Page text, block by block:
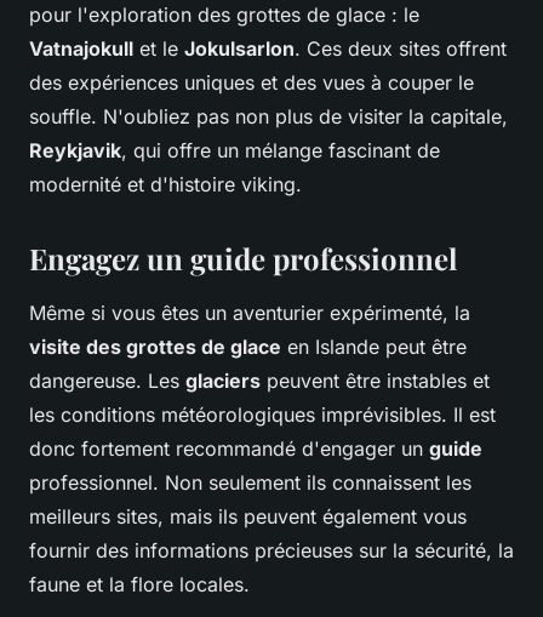
pour l'exploration des grottes de glace : le
Vatnajokull et le Jokulsarlon. Ces deux sites offrent
des expériences uniques et des vues à couper le
souffle. N'oubliez pas non plus de visiter la capitale,
Reykjavik, qui offre un mélange fascinant de
modernité et d'histoire viking.
Engagez un guide professionnel
Même si vous êtes un aventurier expérimenté, la
visite des grottes de glace en Islande peut être
dangereuse. Les glaciers peuvent être instables et
les conditions météorologiques imprévisibles. Il est
donc fortement recommandé d'engager un guide
professionnel. Non seulement ils connaissent les
meilleurs sites, mais ils peuvent également vous
fournir des informations précieuses sur la sécurité, la
faune et la flore locales.